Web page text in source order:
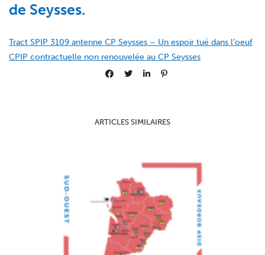
de Seysses.
Tract SPIP 3109 antenne CP Seysses – Un espoir tué dans l’oeuf
CPIP contractuelle non renouvelée au CP Seysses
ARTICLES SIMILAIRES